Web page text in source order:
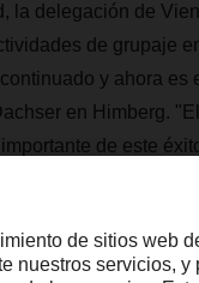
la delegación de
de grupaje
y ahora es
en Himberg.
de este
delegaciones,
Logistics para